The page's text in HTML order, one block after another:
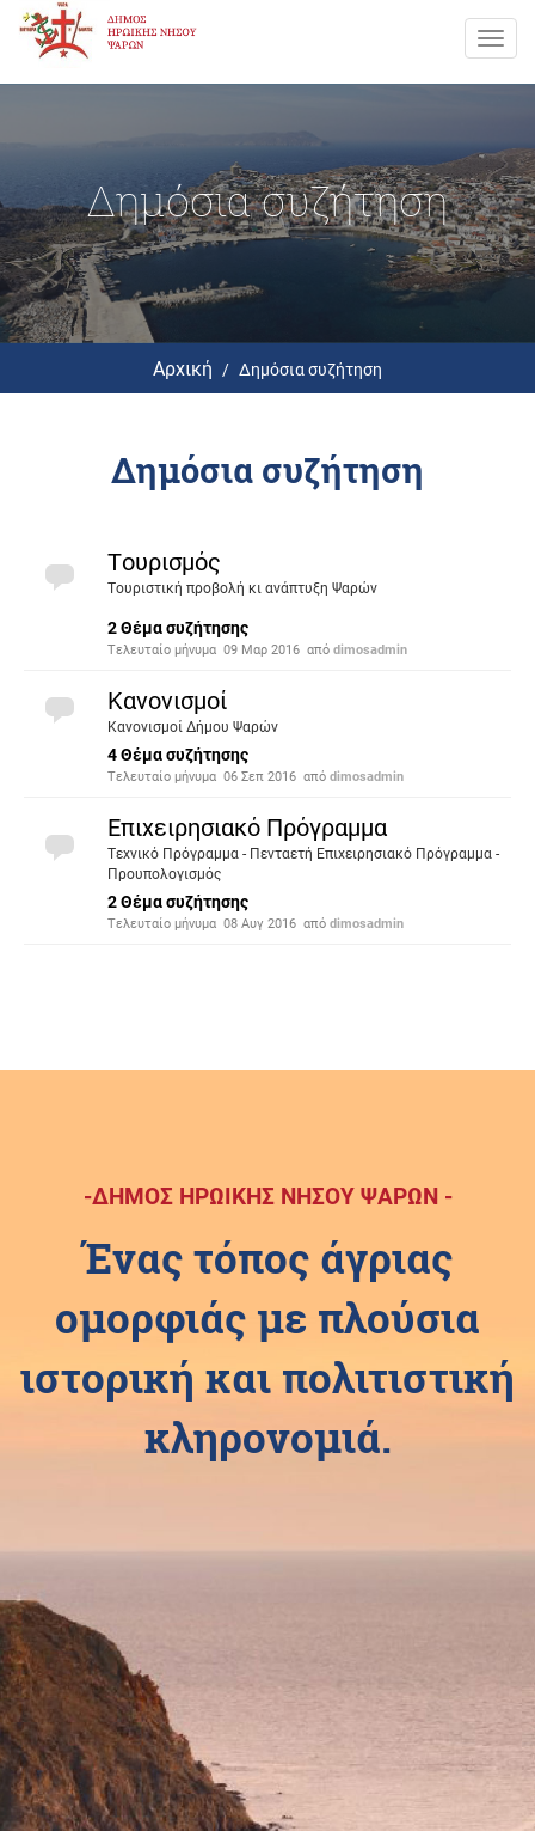
Δημόσια συζήτηση
Αρχική Δημόσια συζήτηση
Δημόσια συζήτηση
Τουρισμός
Τουριστική προβολή κι ανάπτυξη Ψαρών
2 Θέμα συζήτησης
Τελευταίο μήνυμα 09 Μαρ 2016 από dimosadmin
Κανονισμοί
Κανονισμοί Δήμου Ψαρών
4 Θέμα συζήτησης
Τελευταίο μήνυμα 06 Σεπ 2016 από dimosadmin
Επιχειρησιακό Πρόγραμμα
Τεχνικό Πρόγραμμα - Πενταετή Επιχειρησιακό Πρόγραμμα -
Προυπολογισμός
2 Θέμα συζήτησης
Τελευταίο μήνυμα 08 Αυγ 2016 από dimosadmin
-ΔΗΜΟΣ ΗΡΩΙΚΗΣ ΝΗΣΟΥ ΨΑΡΩΝ -
Ένας τόπος άγριας
ομορφιάς με πλούσια
ιστορική και πολιτιστική
κληρονομιά.